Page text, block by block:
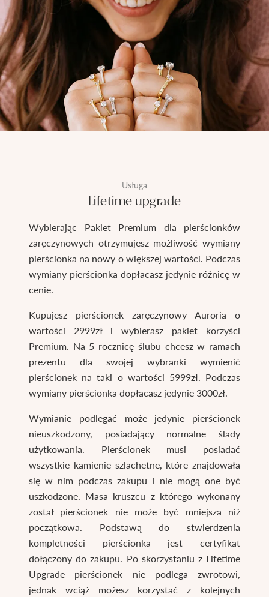
Usługa
Lifetime upgrade
Wybierając Pakiet Premium dla pierścionków
zaręczynowych otrzymujesz możliwość wymiany
pierścionka na nowy o większej wartości. Podczas
wymiany pierścionka dopłacasz jedynie różnicę w
cenie.
Kupujesz pierścionek zaręczynowy Auroria o
wartości 2999zł i wybierasz pakiet korzyści
Premium. Na 5 rocznicę ślubu chcesz w ramach
prezentu dla swojej wybranki wymienić
pierścionek na taki o wartości 5999zł. Podczas
wymiany pierścionka dopłacasz jedynie 3000zł.
Wymianie podlegać może jedynie pierścionek
nieuszkodzony, posiadający normalne ślady
użytkowania. Pierścionek musi posiadać
wszystkie kamienie szlachetne, które znajdowała
się w nim podczas zakupu i nie mogą one być
uszkodzone. Masa kruszcu z którego wykonany
został pierścionek nie może być mniejsza niż
początkowa. Podstawą do stwierdzenia
kompletności pierścionka jest certyfikat
dołączony do zakupu. Po skorzystaniu z Lifetime
Upgrade pierścionek nie podlega zwrotowi,
jednak wciąż możesz korzystać z kolejnych